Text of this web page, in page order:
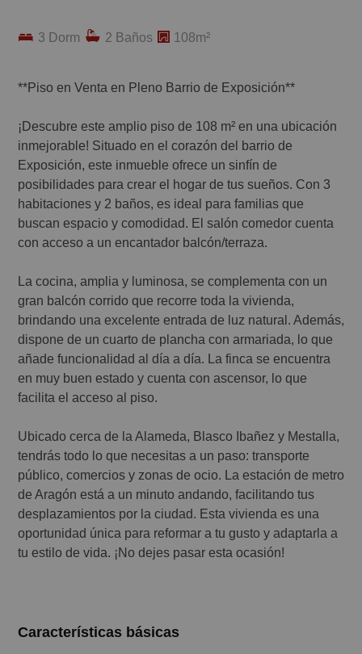
3 Dorm 2 Baños 108m²
**Piso en Venta en Pleno Barrio de Exposición**
¡Descubre este amplio piso de 108 m² en una ubicación
inmejorable! Situado en el corazón del barrio de
Exposición, este inmueble ofrece un sinfín de
posibilidades para crear el hogar de tus sueños. Con 3
habitaciones y 2 baños, es ideal para familias que
buscan espacio y comodidad. El salón comedor cuenta
con acceso a un encantador balcón/terraza.
La cocina, amplia y luminosa, se complementa con un
gran balcón corrido que recorre toda la vivienda,
brindando una excelente entrada de luz natural. Además,
dispone de un cuarto de plancha con armariada, lo que
añade funcionalidad al día a día. La finca se encuentra
en muy buen estado y cuenta con ascensor, lo que
facilita el acceso al piso.
Ubicado cerca de la Alameda, Blasco Ibañez y Mestalla,
tendrás todo lo que necesitas a un paso: transporte
público, comercios y zonas de ocio. La estación de metro
de Aragón está a un minuto andando, facilitando tus
desplazamientos por la ciudad. Esta vivienda es una
oportunidad única para reformar a tu gusto y adaptarla a
tu estilo de vida. ¡No dejes pasar esta ocasión!
Características básicas